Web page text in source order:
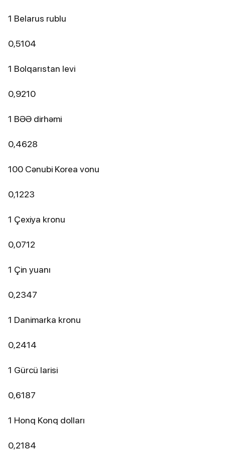
1 Belarus rublu
0,5104
1 Bolqarıstan levi
0,9210
1 BƏƏ dirhəmi
0,4628
100 Cənubi Korea vonu
0,1223
1 Çexiya kronu
0,0712
1 Çin yuanı
0,2347
1 Danimarka kronu
0,2414
1 Gürcü larisi
0,6187
1 Honq Konq dolları
0,2184